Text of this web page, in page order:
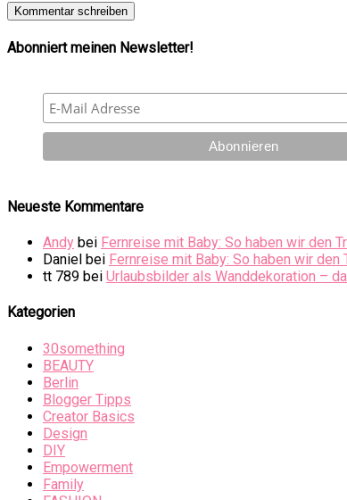
Abonniert meinen Newsletter!
Neueste Kommentare
Andy bei Fernreise mit Baby: So haben wir den
Daniel bei Fernreise mit Baby: So haben wir
tt 789 bei Urlaubsbilder als Wanddekoration –
Kategorien
30something
BEAUTY
Berlin
Blogger Tipps
Creator Basics
Design
DIY
Empowerment
Family